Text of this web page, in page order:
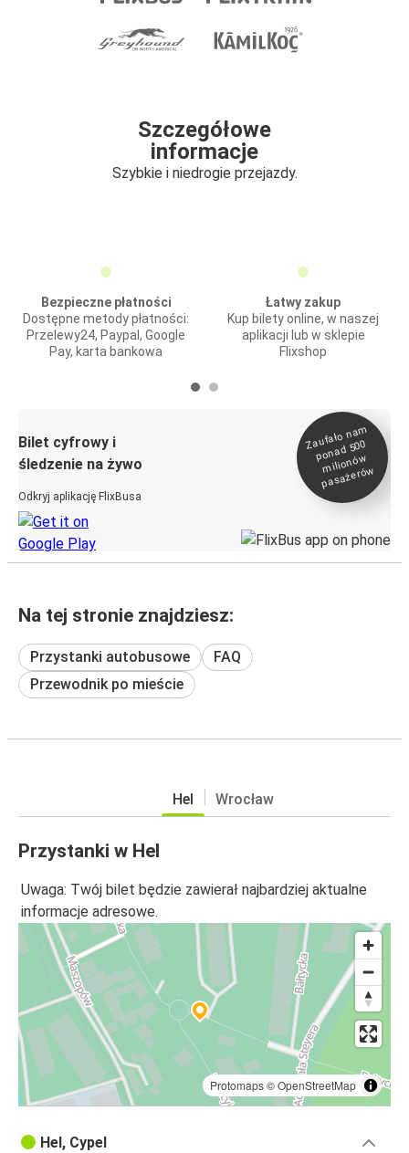
Szczegółowe
informacje
Szybkie i niedrogie przejazdy.
Bezpieczne płatności
Dostępne metody płatności:
Przelewy24, Paypal, Google
Pay, karta bankowa
Łatwy zakup
Kup bilety online, w naszej
aplikacji lub w sklepie
Flixshop
Bilet cyfrowy i
śledzenie na żywo
Odkryj aplikację FlixBusa
Zaufało na
m
ponad 500
milionó
w
pasażeró
w
Na tej stronie znajdziesz:
Przystanki autobusowe
FAQ
Przewodnik po mieście
Hel Wrocław
Przystanki w Hel
Uwaga: Twój bilet będzie zawierał najbardziej aktualne
informacje adresowe.
Protomaps©OpenStreetMap
Hel, Cypel